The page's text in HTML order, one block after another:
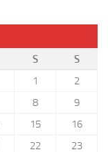
S
S
1
2
8
9
15
16
22
23